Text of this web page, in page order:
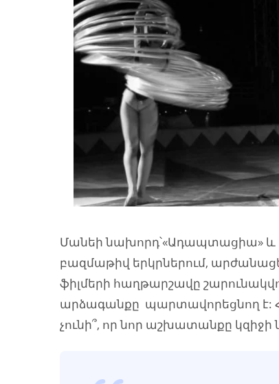
Մանեի նախորդ՝«Ադապտացիա» և
բազմաթիվ երկրներում,
ֆիլմերի հաղթարշավը
արձագանքը պարտավորեցնող է:
չունի՞, որ նոր աշխատանքը